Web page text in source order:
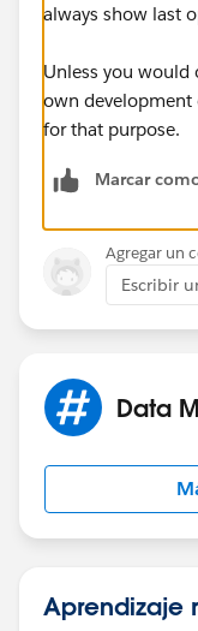
always show last
Unless you
own
for that purpose.
Marcar
Agregar un
Escribir
Data
Aprendizaje